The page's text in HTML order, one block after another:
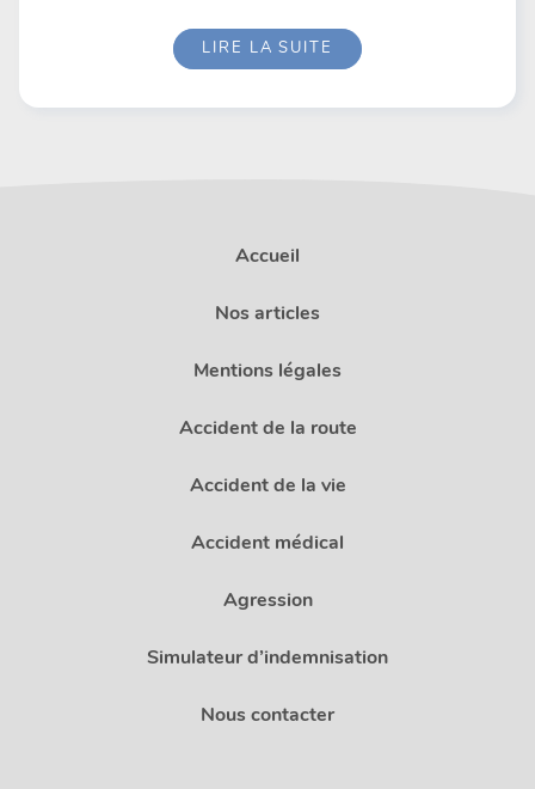
LIRE LA SUITE
Accueil
Nos articles
Mentions légales
Accident de la route
Accident de la vie
Accident médical
Agression
Simulateur d’indemnisation
Nous contacter